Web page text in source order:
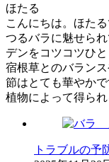
ほたる
こんにちは。ほたる
つるバラに魅せら
デンをコツコツひ
宿根草とのバラン
節はとても華やかで
植物によって得られ
トラブルの予